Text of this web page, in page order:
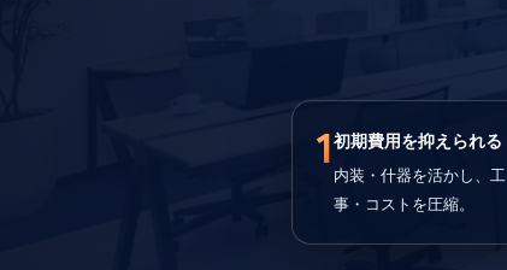
1初期費用を抑えられる
内装・什器を活かし、工
事・コストを圧縮。